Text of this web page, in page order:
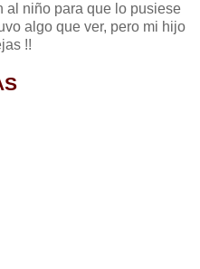
al niño para que lo pusiese
algo que ver, pero mi hijo
!!